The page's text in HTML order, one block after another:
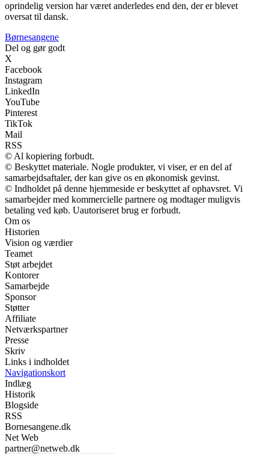
oprindelig version har været anderledes end den, der er blevet
oversat til dansk.
Børnesangene
Del og gør godt
X
Facebook
Instagram
LinkedIn
YouTube
Pinterest
TikTok
Mail
RSS
© Al kopiering forbudt.
© Beskyttet materiale. Nogle produkter, vi viser, er en del af
samarbejdsaftaler, der kan give os en økonomisk gevinst.
© Indholdet på denne hjemmeside er beskyttet af ophavsret. Vi
samarbejder med kommercielle partnere og modtager muligvis
betaling ved køb. Uautoriseret brug er forbudt.
Om os
Historien
Vision og værdier
Teamet
Støt arbejdet
Kontorer
Samarbejde
Sponsor
Støtter
Affiliate
Netværkspartner
Presse
Skriv
Links i indholdet
Navigationskort
Indlæg
Historik
Blogside
RSS
Bornesangene.dk
Net Web
partner@netweb.dk